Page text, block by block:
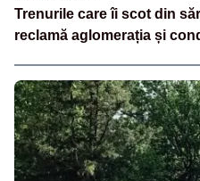
Trenurile care îi scot din
reclamă aglomerația și